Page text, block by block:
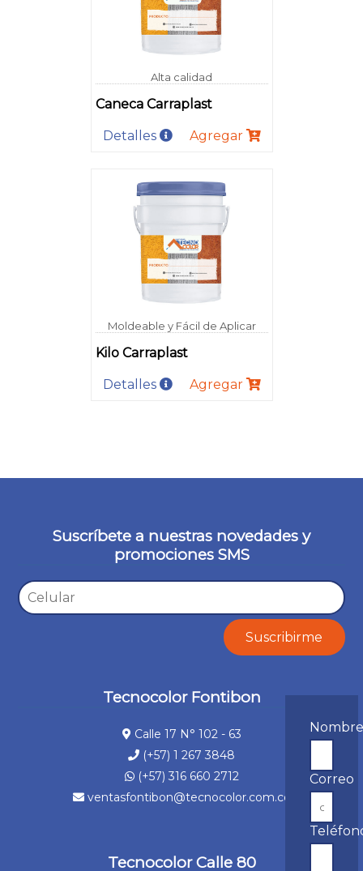
Alta calidad
Caneca Carraplast
Detalles Agregar
Moldeable y Fácil de Aplicar
Kilo Carraplast
Detalles Agregar
Suscríbete a nuestras novedades y
promociones SMS
Tecnocolor Fontibon
Calle 17 N° 102 - 63
(+57) 1 267 3848
(+57) 316 660 2712
ventasfontibon@tecnocolor.com.co
Tecnocolor Calle 80
Correo